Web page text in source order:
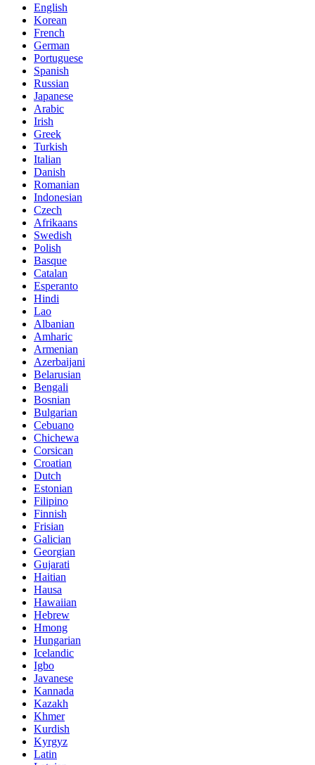
English
Korean
French
German
Portuguese
Spanish
Russian
Japanese
Arabic
Irish
Greek
Turkish
Italian
Danish
Romanian
Indonesian
Czech
Afrikaans
Swedish
Polish
Basque
Catalan
Esperanto
Hindi
Lao
Albanian
Amharic
Armenian
Azerbaijani
Belarusian
Bengali
Bosnian
Bulgarian
Cebuano
Chichewa
Corsican
Croatian
Dutch
Estonian
Filipino
Finnish
Frisian
Galician
Georgian
Gujarati
Haitian
Hausa
Hawaiian
Hebrew
Hmong
Hungarian
Icelandic
Igbo
Javanese
Kannada
Kazakh
Khmer
Kurdish
Kyrgyz
Latin